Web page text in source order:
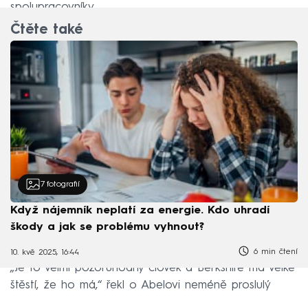
spolupracovníky.
Čtěte také
7 fotografií
Když nájemník neplatí za energie. Kdo uhradí
škody a jak se problému vyhnout?
10. kvě 2025, 16:44 6 min čtení
„Je to velmi pozoruhodný člověk a Berkshire má velké
štěstí, že ho má,“ řekl o Abelovi neméně proslulý